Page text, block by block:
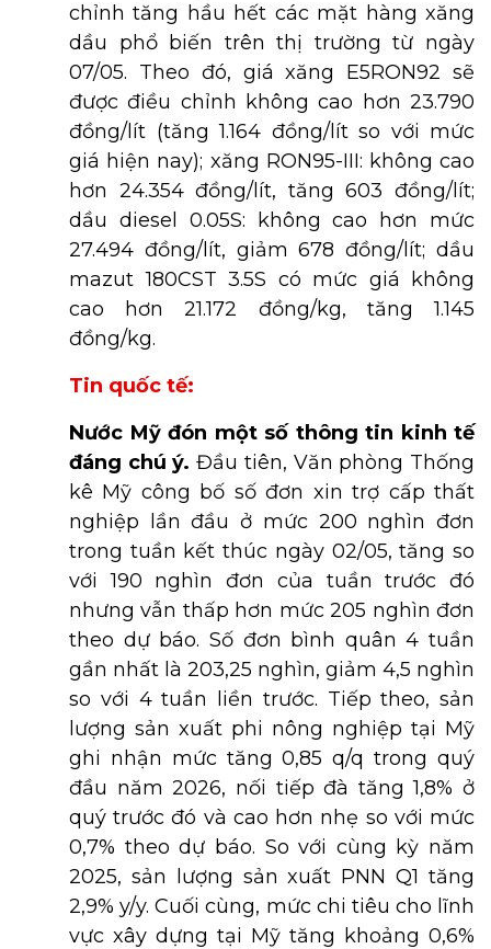
chỉnh tăng hầu hết các mặt hàng xăng
dầu phổ biến trên thị trường từ ngày
07/05. Theo đó, giá xăng E5RON92 sẽ
được điều chỉnh không cao hơn 23.790
đồng/lít (tăng 1.164 đồng/lít so với mức
giá hiện nay); xăng RON95-III: không cao
hơn 24.354 đồng/lít, tăng 603 đồng/lít;
dầu diesel 0.05S: không cao hơn mức
27.494 đồng/lít, giảm 678 đồng/lít; dầu
mazut 180CST 3.5S có mức giá không
cao hơn 21.172 đồng/kg, tăng 1.145
đồng/kg.
Tin quốc tế:
Nước Mỹ đón một số thông tin kinh tế
đáng chú ý. Đầu tiên, Văn phòng Thống
kê Mỹ công bố số đơn xin trợ cấp thất
nghiệp lần đầu ở mức 200 nghìn đơn
trong tuần kết thúc ngày 02/05, tăng so
với 190 nghìn đơn của tuần trước đó
nhưng vẫn thấp hơn mức 205 nghìn đơn
theo dự báo. Số đơn bình quân 4 tuần
gần nhất là 203,25 nghìn, giảm 4,5 nghìn
so với 4 tuần liền trước. Tiếp theo, sản
lượng sản xuất phi nông nghiệp tại Mỹ
ghi nhận mức tăng 0,85 q/q trong quý
đầu năm 2026, nối tiếp đà tăng 1,8% ở
quý trước đó và cao hơn nhẹ so với mức
0,7% theo dự báo. So với cùng kỳ năm
2025, sản lượng sản xuất PNN Q1 tăng
2,9% y/y. Cuối cùng, mức chi tiêu cho lĩnh
vực xây dựng tại Mỹ tăng khoảng 0,6%